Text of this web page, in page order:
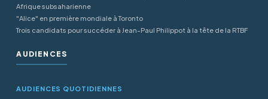
Afrique subsaharienne
"Alice" en première mondiale à Toronto
Trois candidats pour succéder à Jean-Paul Philippot à la tête de la RTBF
AUDIENCES
AUDIENCES QUOTIDIENNES